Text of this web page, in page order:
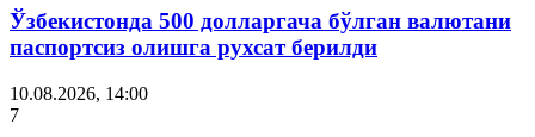
Ўзбекистонда 500 долларгача бўлган валютани
паспортсиз олишга рухсат берилди
10.08.2026, 14:00
7